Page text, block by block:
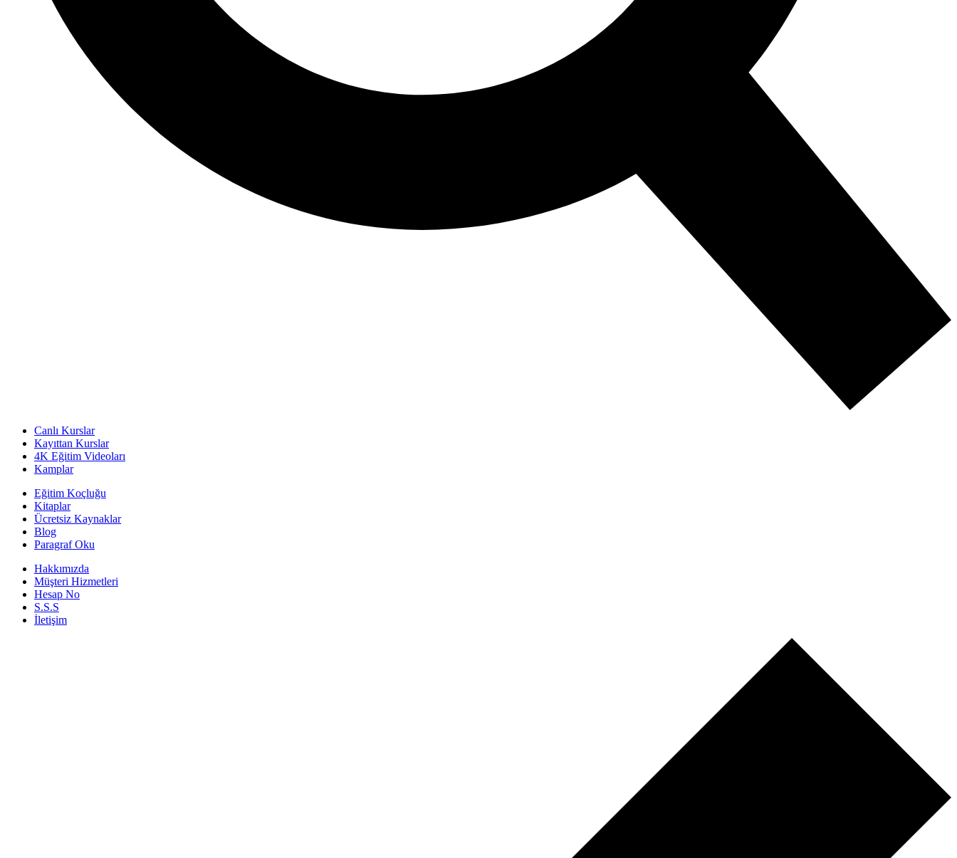
Canlı Kurslar
Kayıttan Kurslar
4K Eğitim Videoları
Kamplar
Eğitim Koçluğu
Kitaplar
Ücretsiz Kaynaklar
Blog
Paragraf Oku
Hakkımızda
Müşteri Hizmetleri
Hesap No
S.S.S
İletişim